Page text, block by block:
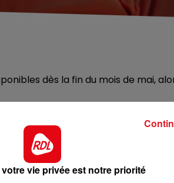
dès la fin du mois de mai,
devrait permettre de pratiquer
et sans contact. Le masque
(300 L.m2.s-1) ce qui permet de
de 90%, soit le niveau
vie privée est notre priorité